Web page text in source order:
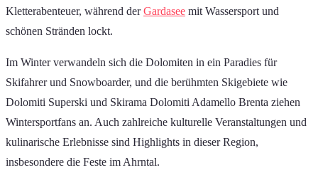
Kletterabenteuer, während derGardasee mit Wassersport und
schönen Stränden lockt.
Im Winter verwandeln sich die Dolomiten in ein Paradies für
Skifahrer und Snowboarder, und die berühmten Skigebiete wie
Dolomiti Superski und Skirama Dolomiti Adamello Brenta ziehen
Wintersportfans an. Auch zahlreiche kulturelle Veranstaltungen und
kulinarische Erlebnisse sind Highlights in dieser Region,
insbesondere die Feste im Ahrntal.